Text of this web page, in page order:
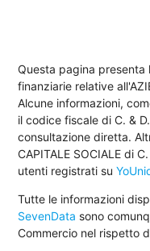
Questa pagina presenta
finanziarie relative
Alcune informazioni,
il codice fiscale di C. &
consultazione diretta.
CAPITALE SOCIALE di
utenti registrati su
Tutte le informazioni
SevenData sono
Commercio nel rispetto